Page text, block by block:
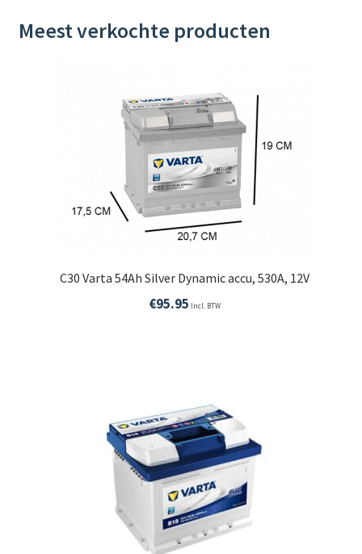
k
Meest verkochte producten
C30 Varta 54Ah Silver Dynamic accu, 530A, 12V
€95.95 Incl. BTW